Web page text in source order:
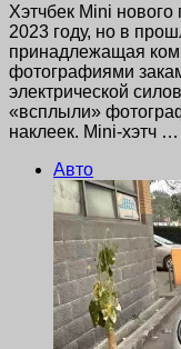
Хэтчбек Mini
2023 году, но в
принадлежащая
фотографиями
электрической
«всплыли»
наклеек. Mini-хэтч …
Авто